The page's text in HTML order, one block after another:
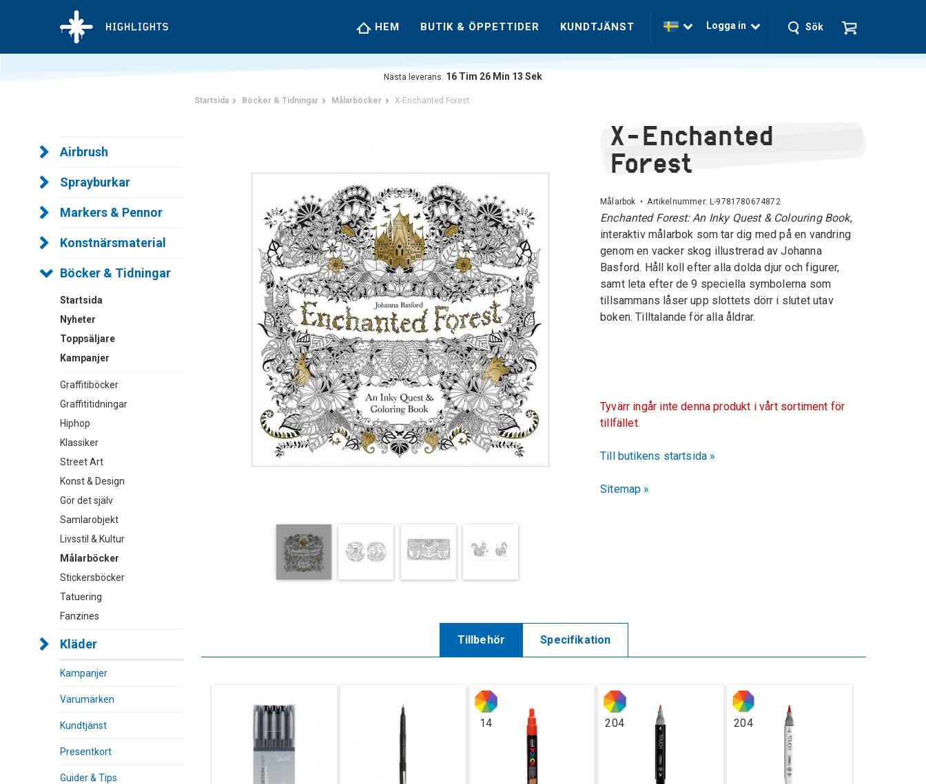
HEM BUTIK & ÖPPETTIDER KUNDTJÄNST Logga in Sök
Nästa leverans: 16 Tim 26 Min 12 Sek
Airbrush
Sprayburkar
Markers & Pennor
Konstnärsmaterial
Böcker & Tidningar
Startsida
Nyheter
Toppsäljare
Kampanjer
Graffitiböcker
Graffititidningar
Hiphop
Klassiker
Street Art
Konst & Design
Gör det själv
Samlarobjekt
Livsstil & Kultur
Målarböcker
Stickersböcker
Tatuering
Fanzines
Kläder
Kampanjer
Varumärken
Kundtjänst
Presentkort
Guider & Tips
Startsida Böcker & Tidningar Målarböcker X-Enchanted Forest
X-Enchanted
Forest
Målarbok • Artikelnummer: L-9781780674872
Enchanted Forest: An Inky Quest & Colouring Book,
interaktiv målarbok som tar dig med på en vandring
genom en vacker skog illustrerad av Johanna
Basford. Håll koll efter alla dolda djur och figurer,
samt leta efter de 9 speciella symbolerna som
tillsammans låser upp slottets dörr i slutet utav
boken. Tilltalande för alla åldrar.
Tyvärr ingår inte denna produkt i vårt sortiment för
tillfället.
Till butikens startsida »
Sitemap »
Tillbehör Specifikation
14 204 204